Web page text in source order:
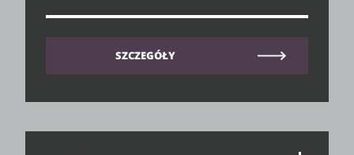
SZCZEGÓŁY